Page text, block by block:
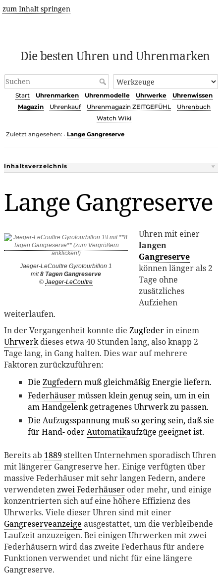
zum Inhalt springen
Die besten Uhren und Uhrenmarken
Start Uhrenmarken Uhrenmodelle Uhrwerke
Uhrenwissen
Magazin
Uhrenkauf Uhrenmagazin ZEITGEFÜHL
Uhrenbuch
Watch Wiki
Zuletzt angesehen: • Lange Gangreserve
Inhaltsverzeichnis
Lange Gangreserve
Jaeger-LeCoultre Gyrotourbillon 1
mit8 Tagen Gangreserve
© Jaeger-LeCoultre
Uhren mit einer
langen
Gangreserve
können länger als 2
Tage ohne
zusätzliches
Aufziehen
weiterlaufen.
In der Vergangenheit konnte die Zugfederin einem
Uhrwerkdieses etwa 40 Stunden lang, also knapp 2
Tage lang, in Gang halten. Dies war auf mehrere
Faktoren zurückzuführen:
Die Zugfedern muß gleichmäßig Energie liefern.
Federhäusermüssen klein genug sein, um in ein
am Handgelenk getragenes Uhrwerk zu passen.
Die Aufzugsspannung muß so gering sein, daß sie
für Hand- oderAutomatikaufzüge geeignet ist.
Bereits ab 1889 stellten Unternehmen sporadisch Uhren
mit längerer Gangreserve her. Einige verfügten über
massive Federhäuser mit sehr langen Federn, andere
verwendetenzwei Federhäuser oder mehr, und einige
konzentrierten sich auf eine höhere Effizienz des
Uhrwerks. Viele dieser Uhren sind mit einer
Gangreserveanzeige ausgestattet, um die verbleibende
Laufzeit anzuzeigen. Bei einigen Uhrwerken mit zwei
Federhäusern wird das zweite Federhaus für andere
Funktionen verwendet und nicht für eine längere
Gangreserve.